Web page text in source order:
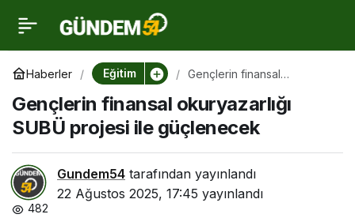
Haberler Eğitim
Gençlerin finansal
ile güçlenecek
Gençlerin finansal okuryazarlığı
SUBÜ projesi ile güçlenecek
Gundem54 tarafından yayınlandı
22 Ağustos 2025, 17:45 yayınlandı
482
Gençlerin finansal
okuryazarlığı SUBÜ
projesi ile güçlenecek